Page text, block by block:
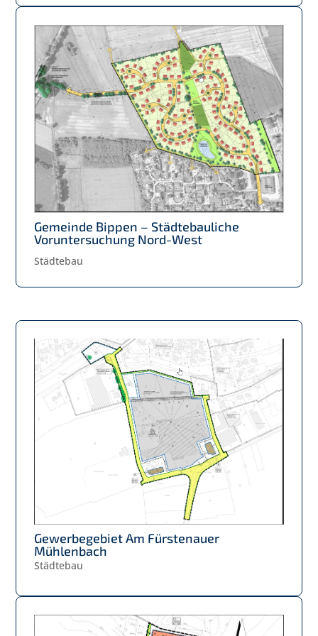
Gemeinde Bippen – Städtebauliche
Voruntersuchung Nord-West
Städtebau
Gewerbegebiet Am Fürstenauer
Mühlenbach
Städtebau